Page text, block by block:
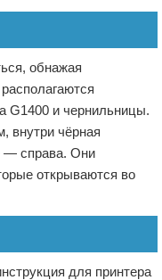
обнажая
G1400 и чернильницы.
внутри чёрная
— справа. Они
открываются во
для принтера